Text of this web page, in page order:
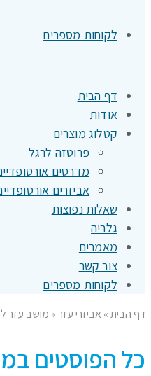
לקוחות מספרים
דף הבית
אודות
קטלוג מוצרים
פרוטזה לרגל
מדרסים
אביזרים
שאלות נפוצות
גלריה
מאמרים
צור קשר
לקוחות מספרים
דף הבית» אביזרי עזר» מושב עזר
כל הפוסטים ב